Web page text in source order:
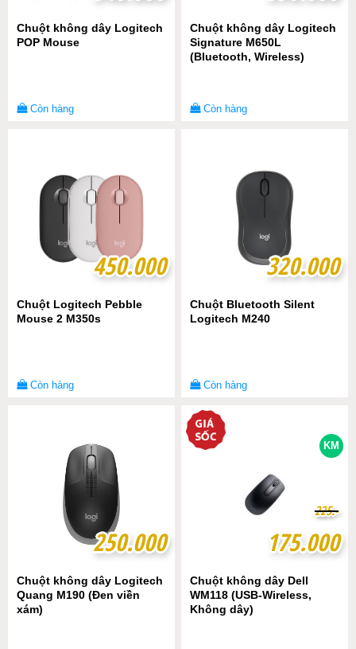
Chuột không dây Logitech
POP Mouse
Còn hàng
Chuột không dây Logitech
Signature M650L
(Bluetooth, Wireless)
Còn hàng
450.000
450.000
Chuột Logitech Pebble
Mouse 2 M350s
Còn hàng
320.000
320.000
Chuột Bluetooth Silent
Logitech M240
Còn hàng
250.000
250.000
Chuột không dây Logitech
Quang M190 (Đen viền
xám)
KM
175.000
175.000
225.-
225.-
Chuột không dây Dell
WM118 (USB-Wireless,
Không dây)